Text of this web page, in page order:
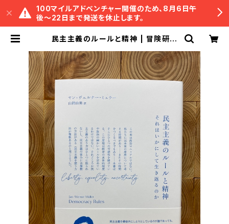
100マイルアドベンチャー開催のため、8月6日午
後〜22日まで発送を休止します。
民主主義のルールと精神 | 冒険研究